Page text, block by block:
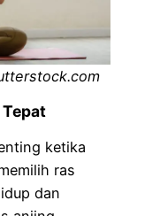
ketika
ras
dan